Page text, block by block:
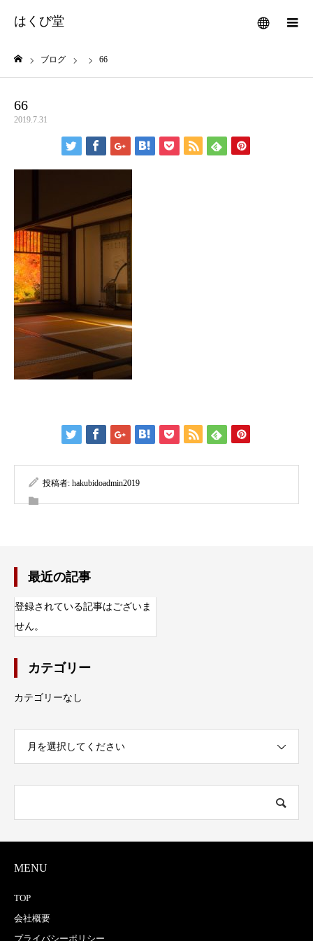
はくび堂 メニュー
ブログ 66
66
2019.7.31
投稿者: hakubidoadmin2019
最近の記事
登録されている記事はございま
せん。
カテゴリー
カテゴリーなし
月を選択してください
MENU
TOP
会社概要
プライバシーポリシー